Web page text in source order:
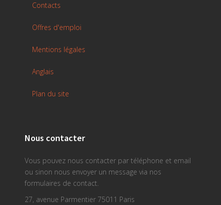
Contacts
Offres d'emploi
Mentions légales
Anglais
Plan du site
Nous contacter
Vous pouvez nous contacter par téléphone et email
ou sinon nous envoyer un message via nos
formulaires de contact.
27, avenue Parmentier 75011 Paris